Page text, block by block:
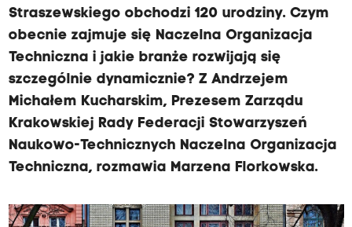
Straszewskiego obchodzi 120 urodziny. Czym
obecnie zajmuje się Naczelna Organizacja
Techniczna i jakie branże rozwijają się
szczególnie dynamicznie? Z Andrzejem
Michałem Kucharskim, Prezesem Zarządu
Krakowskiej Rady Federacji Stowarzyszeń
Naukowo-Technicznych Naczelna Organizacja
Techniczna, rozmawia Marzena Florkowska.